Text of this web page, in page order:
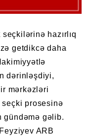
hazırlıq
getdikcə daha
dərinləşdiyi,
mərkəzləri
seçki prosesinə
gündəmə gəlib.
ARB